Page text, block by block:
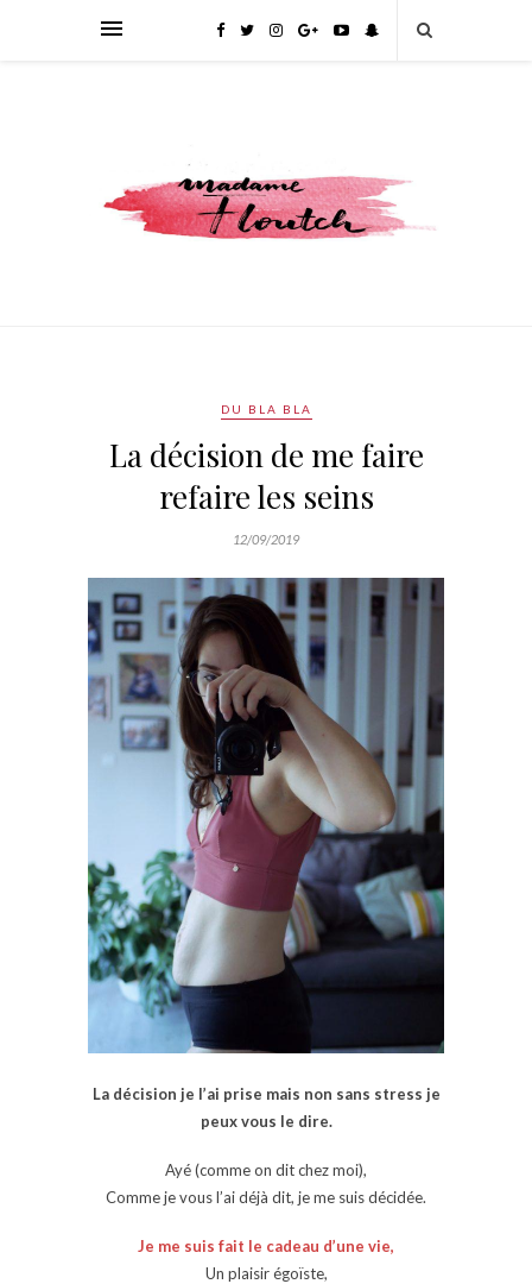
DU BLA BLA
La décision de me faire
refaire les seins
12/09/2019
La décision je l’ai prise mais non sans stress je
peux vous le dire.
Ayé (comme on dit chez moi),
Comme je vous l’ai déjà dit, je me suis décidée.
Je me suis fait le cadeau d’une vie,
Un plaisir égoïste,